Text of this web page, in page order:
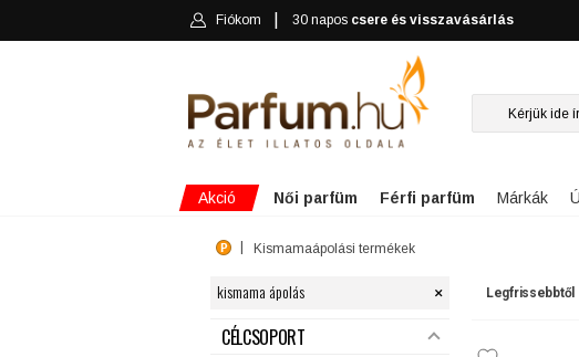
Fiókom 30 napos csere és visszavásárlás
Akció Női parfüm Férfi parfüm Márkák
Kismamaápolási termékek
kismama ápolás ×
SZŰRÉS
CÉLCSOPORT
Legfrissebbtől